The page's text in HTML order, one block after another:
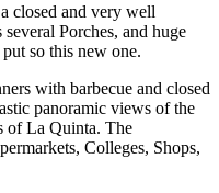
closed and very well
Porches, and huge
so this new one.
with barbecue and closed
panoramic views of the
of La Quinta. The
Colleges, Shops,